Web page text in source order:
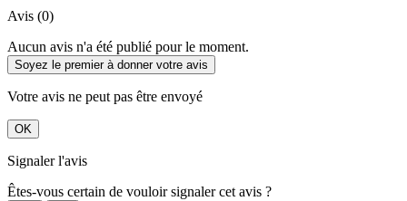
Avis (0)
Aucun avis n'a été publié pour le moment.
Soyez le premier à donner votre avis
Votre avis ne peut pas être envoyé
OK
Signaler l'avis
Êtes-vous certain de vouloir signaler cet avis ?